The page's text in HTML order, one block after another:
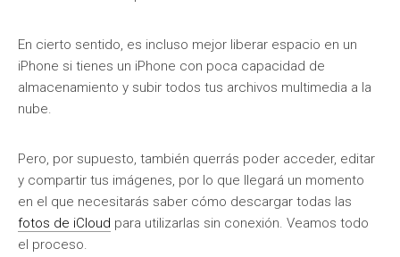
En cierto sentido, es incluso mejor liberar espacio en un
iPhone si tienes un iPhone con poca capacidad de
almacenamiento y subir todos tus archivos multimedia a la
nube.
Pero, por supuesto, también querrás poder acceder, editar
y compartir tus imágenes, por lo que llegará un momento
en el que necesitarás saber cómo descargar todas las
fotos de iCloud para utilizarlas sin conexión. Veamos todo
el proceso.